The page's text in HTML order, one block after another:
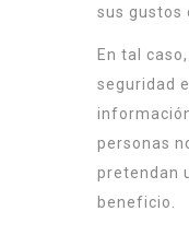
sus gustos
En tal
seguridad
personas
pretendan
beneficio.